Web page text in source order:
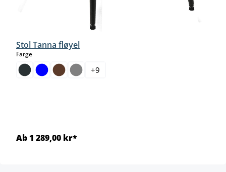
Stol Tanna fløyel
Fargeselect
+9
Ab 1 289,00 kr*